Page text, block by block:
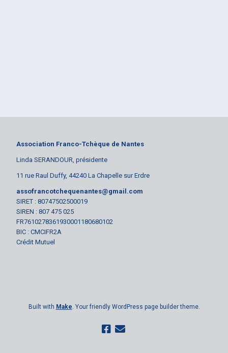
Association Franco-Tchèque de Nantes
Linda SERANDOUR, présidente
11 rue Raul Duffy, 44240 La Chapelle sur Erdre
assofrancotchequenantes@gmail.com
SIRET : 80747502500019
SIREN : 807 475 025
FR7610278361930001180680102
BIC : CMCIFR2A
Crédit Mutuel
Built with Make. Your friendly WordPress page builder theme.